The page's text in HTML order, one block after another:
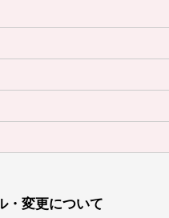
・変更について